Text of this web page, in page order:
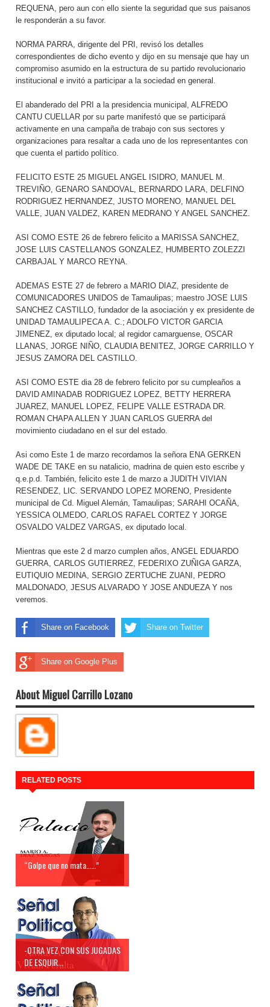
REQUENA, pero aun con ello siente la seguridad que sus paisanos
le responderán a su favor.
NORMA PARRA, dirigente del PRI, revisó los detalles
correspondientes de dicho evento y dijo en su mensaje que hay un
compromiso asumido en la estructura de su partido revolucionario
institucional e invitó a participar a la sociedad en general.
El abanderado del PRI a la presidencia municipal, ALFREDO
CANTU CUELLAR por su parte manifestó que se participará
activamente en una campaña de trabajo con sus sectores y
organizaciones para resaltar a cada uno de los representantes con
que cuenta el partido político.
FELICITO ESTE 25 MIGUEL ANGEL ISIDRO, MANUEL M.
TREVIÑO, GENARO SANDOVAL, BERNARDO LARA, DELFINO
RODRIGUEZ HERNANDEZ, JUSTO MORENO, MANUEL DEL
VALLE, JUAN VALDEZ, KAREN MEDRANO Y ANGEL SANCHEZ.
ASI COMO ESTE 26 de febrero felicito a MARISSA SANCHEZ,
JOSE LUIS CASTELLANOS GONZALEZ, HUMBERTO ZOLEZZI
CARBAJAL Y MARCO REYNA.
ADEMAS ESTE 27 de febrero a MARIO DIAZ, presidente de
COMUNICADORES UNIDOS de Tamaulipas; maestro JOSE LUIS
SANCHEZ CASTILLO, fundador de la asociación y ex presidente de
UNIDAD TAMAULIPECA A. C.; ADOLFO VICTOR GARCIA
JIMENEZ, ex diputado local; al regidor camarguense, OSCAR
LLANAS, JORGE NIÑO, CLAUDIA BENITEZ, JORGE CARRILLO Y
JESUS ZAMORA DEL CASTILLO.
ASI COMO ESTE dia 28 de febrero felicito por su cumpleaños a
DAVID AMINADAB RODRIGUEZ LOPEZ, BETTY HERRERA
JUAREZ, MANUEL LOPEZ, FELIPE VALLE ESTRADA DR.
ROMAN CHAPA ALLEN Y JUAN CARLOS GUERRA del
movimiento ciudadano en el sur del estado.
Asi como Este 1 de marzo recordamos la señora ENA GERKEN
WADE DE TAKE en su natalicio, madrina de quien esto escribe y
q.e.p.d. También, felicito este 1 de marzo a JUDITH VIVIAN
RESENDEZ, LIC. SERVANDO LOPEZ MORENO, Presidente
municipal de Cd. Miguel Alemán, Tamaulipas; SARAHI OCAÑA,
YESSICA OLMEDO, CARLOS RAFAEL CORTEZ Y JORGE
OSVALDO VALDEZ VARGAS, ex diputado local.
Mientras que este 2 d marzo cumplen años, ANGEL EDUARDO
GUERRA, CARLOS GUTIERREZ, FEDERIXO ZUÑIGA GARZA,
EUTIQUIO MEDINA, SERGIO ZERTUCHE ZUANI, PEDRO
MALDONADO, JESUS ALVARADO Y JOSE ANDUEZA Y nos
veremos.
Share on Facebook Share on Twitter
Share on Google Plus
About Miguel Carrillo Lozano
RELATED POSTS
“Golpe que no mata……”
-OTRA VEZ CON SUS JUGADAS
DE ESQUIR...